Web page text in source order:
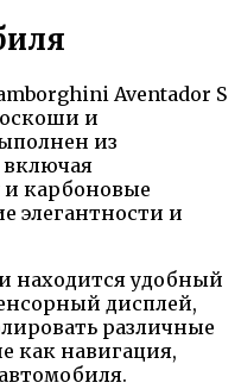
Aventador S
и
из
включая
карбоновые
элегантности и
находится удобный
дисплей,
различные
как навигация,